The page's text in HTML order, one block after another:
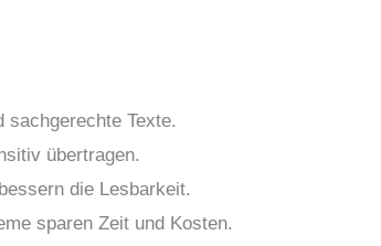
Texte.
übertragen.
die Lesbarkeit.
sparen Zeit und Kosten.